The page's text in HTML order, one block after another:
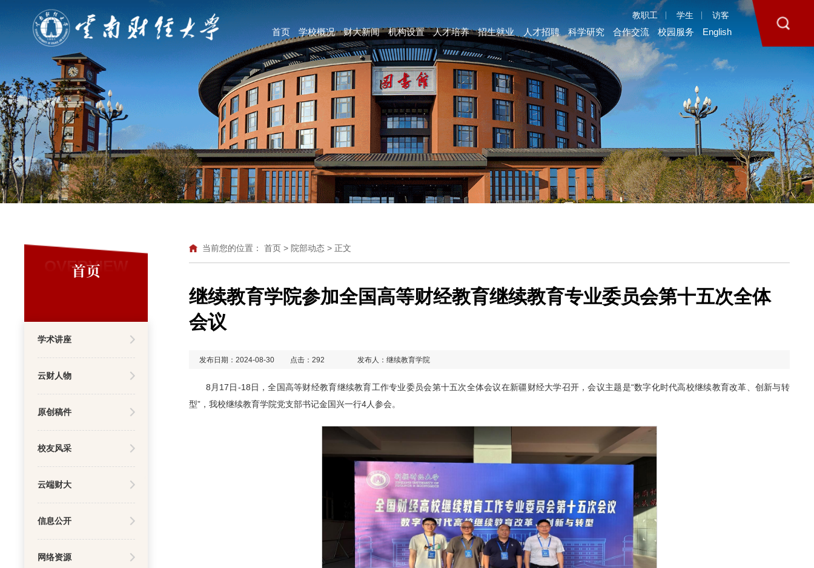
教职工 学生 访客
首页 学校概况 财大新闻 机构设置 人才培养 招生就业 人才招聘 科学研究 合作交流 校园服务 English
OVERVIEW
首页
学术讲座
云财人物
原创稿件
校友风采
云端财大
信息公开
网络资源
当前您的位置： 首页 > 院部动态> 正文
继续教育学院参加全国高等财经教育继续教育专业委员会第十五次全体
会议
发布日期：2024-08-30 点击： 292 发布人：继续教育学院
8月17日-18日，全国高等财经教育继续教育工作专业委员会第十五次全体会议在新疆财经大学召开，会议主题是“数字化时代高校继续教育改革、创新与转
型”，我校继续教育学院党支部书记金国兴一行4人参会。